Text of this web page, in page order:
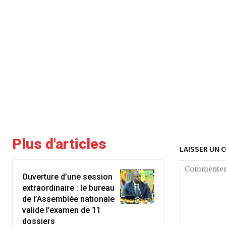
Plus d'articles
Ouverture d’une session
extraordinaire : le bureau
de l’Assemblée nationale
valide l’examen de 11
dossiers
LAISSER UN